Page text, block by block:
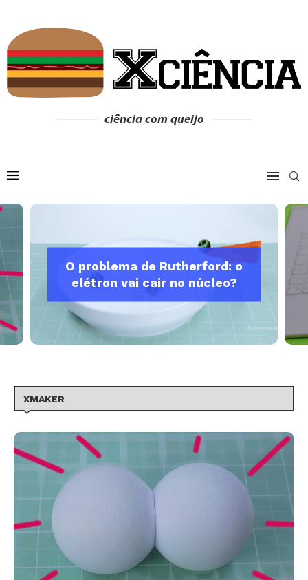
ciência com queijo
O problema de Rutherford: o
elétron vai cair no núcleo?
XMAKER